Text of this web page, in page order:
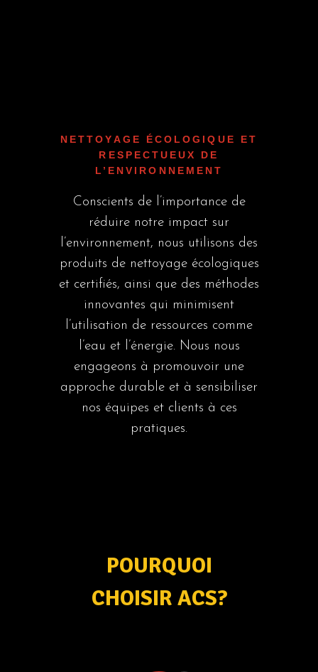
NETTOYAGE ÉCOLOGIQUE ET
RESPECTUEUX DE
L’ENVIRONNEMENT
Conscients de l’importance de
réduire notre impact sur
l’environnement, nous utilisons des
produits de nettoyage écologiques
et certifiés, ainsi que des méthodes
innovantes qui minimisent
l’utilisation de ressources comme
l’eau et l’énergie. Nous nous
engageons à promouvoir une
approche durable et à sensibiliser
nos équipes et clients à ces
pratiques.
POURQUOI
CHOISIR ACS?